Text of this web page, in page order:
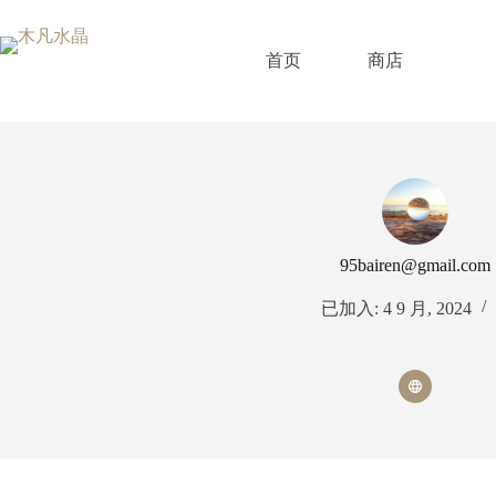
过
内
首页 商店
95bairen@gmail.com
已加入: 4 9 月, 2024